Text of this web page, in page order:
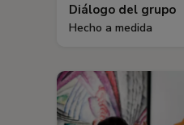
Diálogo del grupo
Hecho a medida